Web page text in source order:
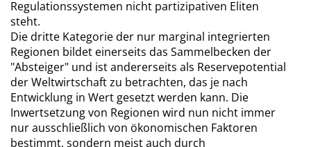
Regulationssystemen nicht partizipativen Eliten
steht.
Die dritte Kategorie der nur marginal integrierten
Regionen bildet einerseits das Sammelbecken der
"Absteiger" und ist andererseits als Reservepotential
der Weltwirtschaft zu betrachten, das je nach
Entwicklung in Wert gesetzt werden kann. Die
Inwertsetzung von Regionen wird nun nicht immer
nur ausschließlich von ökonomischen Faktoren
bestimmt, sondern meist auch durch